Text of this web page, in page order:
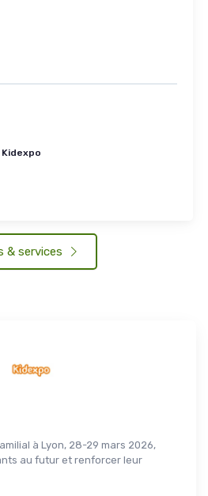
Kidexpo
& services
à Lyon, 28-29 mars 2026,
au futur et renforcer leur